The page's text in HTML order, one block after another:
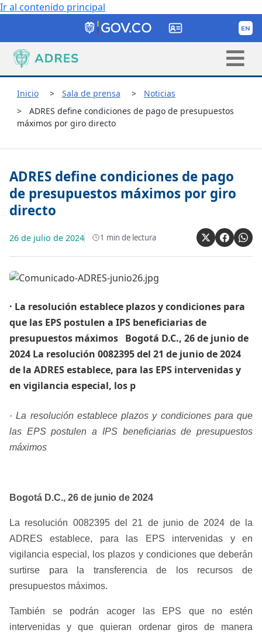
Ir al contenido principal
Inicio Sala de prensa
Noticias
ADRES define condiciones de pago de presupuestos
máximos por giro directo
ADRES define condiciones de pago
de presupuestos máximos por giro
directo
26 de julio de 2024 1 min de lectura
· La resolución establece plazos y condiciones para
que las EPS postulen a IPS beneficiarias de
presupuestos máximos ​ ​ Bogotá D.C., 26 de junio de
2024 La resolución 0082395 del 21 de junio de 2024
de la ADRES establece, para las EPS intervenidas y
en vigilancia especial, los p
· La resolución establece plazos y condiciones para que
las EPS postulen a IPS beneficiarias de presupuestos
máximos
Bogotá D.C., 26 de junio de 2024
La resolución 0082395 del 21 de junio de 2024 de la
ADRES establece, para las EPS intervenidas y en
vigilancia especial, los plazos y condiciones que deberán
surtirse para la transferencia de los recursos de
presupuestos máximos.​
También se podrán acoger las EPS que no estén
intervenidas y que quieran ordenar giros de manera